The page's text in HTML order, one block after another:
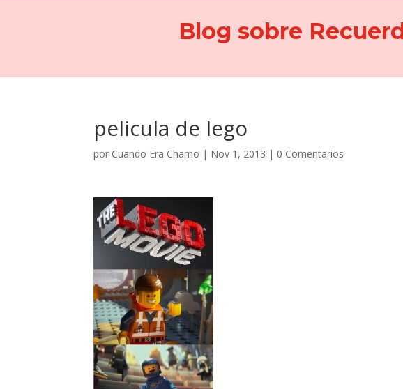
Blog sobre
pelicula de lego
por Cuando Era Chamo | Nov 1, 2013 | 0 Comentarios